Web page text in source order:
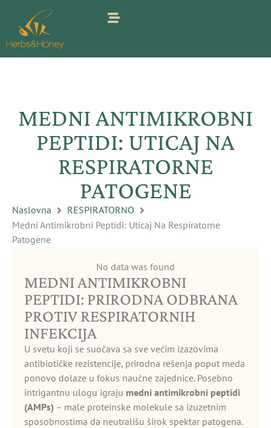
sadržaj
MEDNI ANTIMIKROBNI
PEPTIDI: UTICAJ NA
RESPIRATORNE
PATOGENE
Naslovna
RESPIRATORNO
Medni Antimikrobni Peptidi: Uticaj Na Respiratorne
Patogene
No data was found
MEDNI ANTIMIKROBNI
PEPTIDI: PRIRODNA ODBRANA
PROTIV RESPIRATORNIH
INFEKCIJA
U svetu koji se suočava sa sve većim izazovima
antibiotičke rezistencije, prirodna rešenja poput meda
ponovo dolaze u fokus naučne zajednice. Posebno
intrigantnu ulogu igraju medni antimikrobni peptidi
(AMPs) – male proteinske molekule sa izuzetnim
sposobnostima da neutrališu širok spektar patogena.